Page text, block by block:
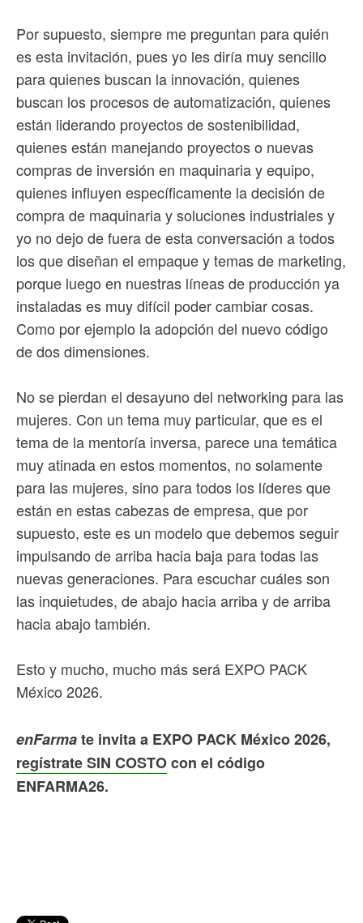
Por supuesto, siempre me preguntan para quién
es esta invitación, pues yo les diría muy sencillo
para quienes buscan la innovación, quienes
buscan los procesos de automatización, quienes
están liderando proyectos de sostenibilidad,
quienes están manejando proyectos o nuevas
compras de inversión en maquinaria y equipo,
quienes influyen específicamente la decisión de
compra de maquinaria y soluciones industriales y
yo no dejo de fuera de esta conversación a todos
los que diseñan el empaque y temas de marketing,
porque luego en nuestras líneas de producción ya
instaladas es muy difícil poder cambiar cosas.
Como por ejemplo la adopción del nuevo código
de dos dimensiones.
No se pierdan el desayuno del networking para las
mujeres. Con un tema muy particular, que es el
tema de la mentoría inversa, parece una temática
muy atinada en estos momentos, no solamente
para las mujeres, sino para todos los líderes que
están en estas cabezas de empresa, que por
supuesto, este es un modelo que debemos seguir
impulsando de arriba hacia baja para todas las
nuevas generaciones. Para escuchar cuáles son
las inquietudes, de abajo hacia arriba y de arriba
hacia abajo también.
Esto y mucho, mucho más será EXPO PACK
México 2026.
enFarmate invita a EXPO PACK México 2026,
regístrate SIN COSTOcon el código
ENFARMA26.